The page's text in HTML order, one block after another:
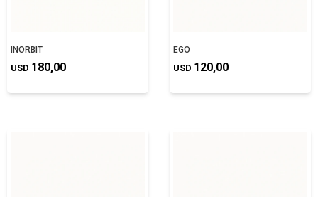
INORBIT
USD 180,00
EGO
USD 120,00